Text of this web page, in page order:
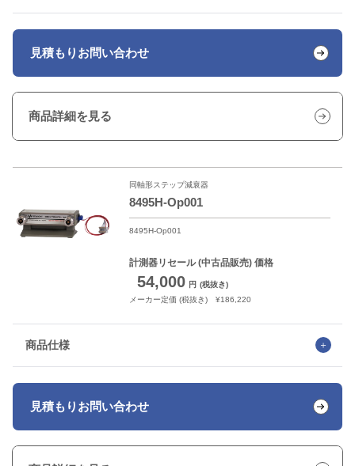
見積もり お問い合わせ
商品詳細を見る
同軸形ステップ減衰器
8495H-Op001
8495H-Op001
計測器リセール(中古品販売) 価格
54,000 円 (税抜き)
メーカー定価 (税抜き) ¥186,220
商品仕様
見積もり お問い合わせ